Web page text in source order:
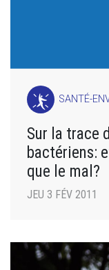
SANTÉ-
Sur la trace
bactériens:
que le mal?
JEU 3 FÉV 2011